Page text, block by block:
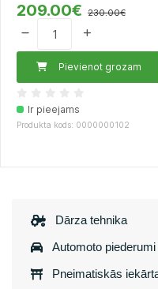
Dārza tehnika
Automoto piederumi
Pneimatiskās
209.00€ 230.00€
Pievienot grozam
Ir pieejams
Produkta kods: 0000000102